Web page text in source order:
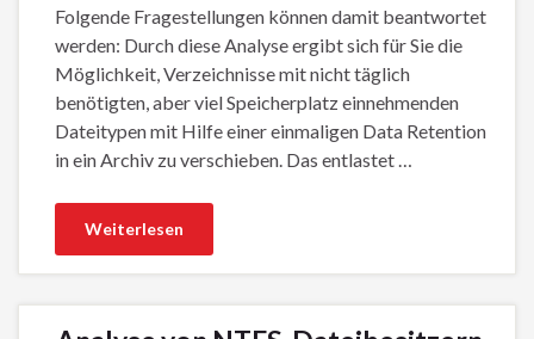
Folgende Fragestellungen können damit beantwortet
werden: Durch diese Analyse ergibt sich für Sie die
Möglichkeit, Verzeichnisse mit nicht täglich
benötigten, aber viel Speicherplatz einnehmenden
Dateitypen mit Hilfe einer einmaligen Data Retention
in ein Archiv zu verschieben. Das entlastet …
Weiterlesen